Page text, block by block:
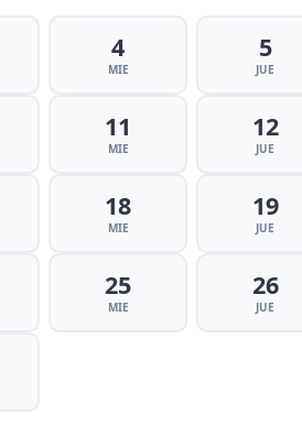
4
MIE
5
JUE
11
MIE
12
JUE
18
MIE
19
JUE
25
MIE
26
JUE